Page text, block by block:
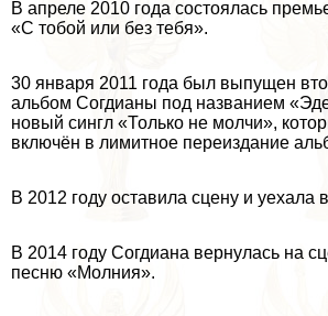
В апреле 2010 года состоялась
«С тобой или без тебя».
30 января 2011 года был выпущен
альбом Согдианы под названием
новый сингл «Только не молчи»,
включён в лимитное переиздание
В 2012 году оставила сцену и уехала
В 2014 году Согдиана вернулась на
песню «Молния».